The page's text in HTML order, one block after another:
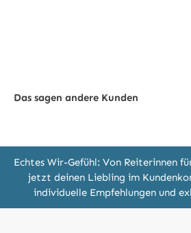
Das sagen andere Kunden
Echtes Wir-Gefühl: Von Reiterinnen
jetzt deinen Liebling im
individuelle Empfehlungen und